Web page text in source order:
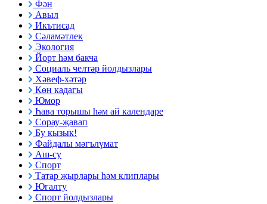
Фән
Авыл
Икътисад
Сәламәтлек
Экология
Йорт һәм бакча
Социаль челтәр йолдызлары
Хәвеф-хәтәр
Көн кадагы
Юмор
Һава торышы һәм ай календаре
Сорау-җавап
Бу кызык!
Файдалы мәгълүмат
Аш-су
Спорт
Татар җырлары һәм клиплары
Югалту
Спорт йолдызлары